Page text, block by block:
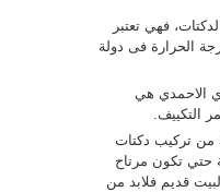
فهي تعتبر
الحرارة فى دولة
الاحمدي هي
التكييف.
من تركيب دكتات
حتي تكون مرتاح
قديم فلابد من